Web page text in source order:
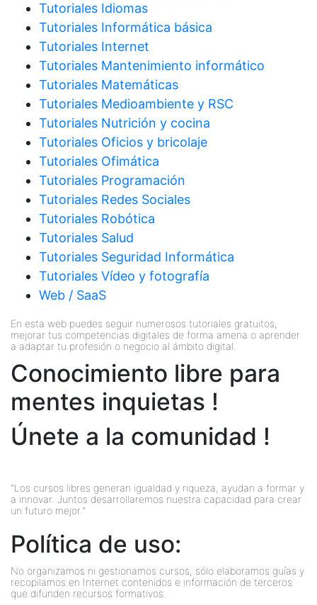
Tutoriales Idiomas
Tutoriales Informática básica
Tutoriales Internet
Tutoriales Mantenimiento informático
Tutoriales Matemáticas
Tutoriales Medioambiente y RSC
Tutoriales Nutrición y cocina
Tutoriales Oficios y bricolaje
Tutoriales Ofimática
Tutoriales Programación
Tutoriales Redes Sociales
Tutoriales Robótica
Tutoriales Salud
Tutoriales Seguridad Informática
Tutoriales Vídeo y fotografía
Web / SaaS
En esta web puedes seguir numerosos tutoriales gratuitos,
mejorar tus competencias digitales de forma amena o aprender
a adaptar tu profesión o negocio al ámbito digital.
Conocimiento libre para
mentes inquietas !
Únete a la comunidad !
"Los cursos libres generan igualdad y riqueza, ayudan a formar y
a innovar. Juntos desarrollaremos nuestra capacidad para crear
un futuro mejor."
Política de uso:
No organizamos ni gestionamos cursos, sólo elaboramos guías y
recopilamos en Internet contenidos e información de terceros
que difunden recursos formativos.